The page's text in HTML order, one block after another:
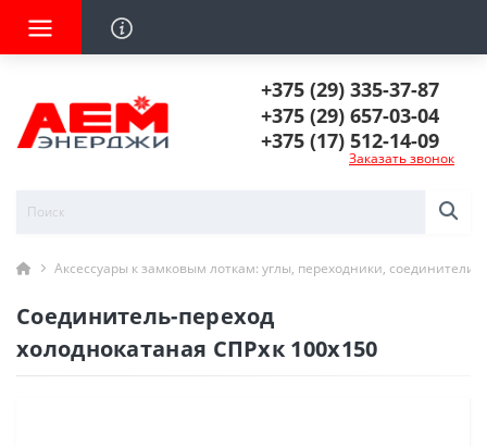
+375 (29) 335-37-87
+375 (29) 657-03-04
+375 (17) 512-14-09
Заказать звонок
Аксессуары к замковым лоткам: углы, переходники, соединители
Соединитель-переход
холоднокатаная СПРхк 100х150